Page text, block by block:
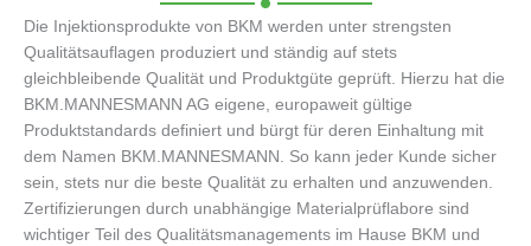
Die Injektionsprodukte von BKM werden unter strengsten
Qualitätsauflagen produziert und ständig auf stets
gleichbleibende Qualität und Produktgüte geprüft. Hierzu hat die
BKM.MANNESMANN AG eigene, europaweit gültige
Produktstandards definiert und bürgt für deren Einhaltung mit
dem Namen BKM.MANNESMANN. So kann jeder Kunde sicher
sein, stets nur die beste Qualität zu erhalten und anzuwenden.
Zertifizierungen durch unabhängige Materialprüflabore sind
wichtiger Teil des Qualitätsmanagements im Hause BKM und